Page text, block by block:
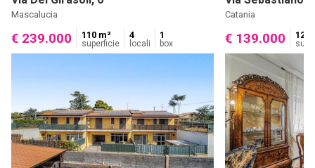
Mascalucia
€ 239.000 110 m²
superficie
4
locali
1
box
Catania
€ 139.000 120